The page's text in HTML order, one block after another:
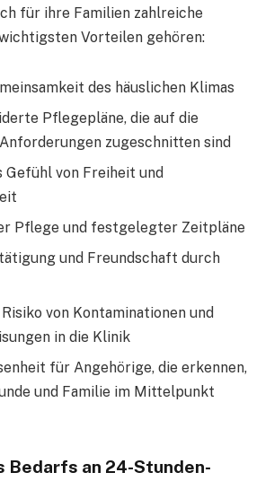
für ihre Familien zahlreiche
Vorteilen gehören:
des häuslichen Klimas
Pflegepläne, die auf die
zugeschnitten sind
Gefühl von Freiheit und
Pflege und festgelegter Zeitpläne
und Freundschaft durch
von Kontaminationen und
in die Klinik
für Angehörige, die erkennen,
und Familie im Mittelpunkt
Bedarfs an 24-Stunden-